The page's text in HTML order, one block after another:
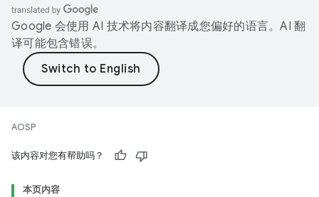
Google 会使用 AI 技术将内容翻译成您偏好的语言。AI 翻
译可能包含错误。
AOSP
该内容对您有帮助吗？
本页内容